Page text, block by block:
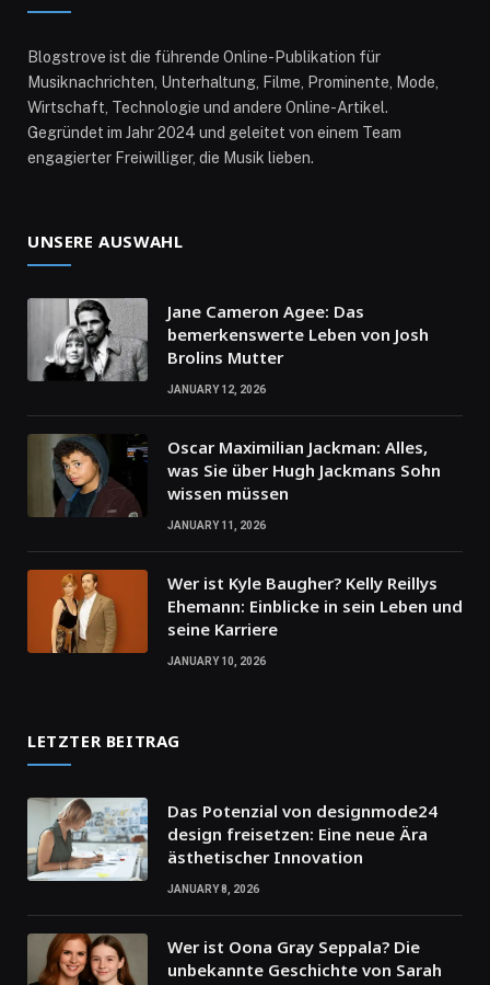
Blogstrove ist die führende Online-Publikation für
Musiknachrichten, Unterhaltung, Filme, Prominente, Mode,
Wirtschaft, Technologie und andere Online-Artikel.
Gegründet im Jahr 2024 und geleitet von einem Team
engagierter Freiwilliger, die Musik lieben.
UNSERE AUSWAHL
Jane Cameron Agee: Das
bemerkenswerte Leben von Josh
Brolins Mutter
JANUARY 12, 2026
Oscar Maximilian Jackman: Alles,
was Sie über Hugh Jackmans Sohn
wissen müssen
JANUARY 11, 2026
Wer ist Kyle Baugher? Kelly Reillys
Ehemann: Einblicke in sein Leben und
seine Karriere
JANUARY 10, 2026
LETZTER BEITRAG
Das Potenzial von designmode24
design freisetzen: Eine neue Ära
ästhetischer Innovation
JANUARY 8, 2026
Wer ist Oona Gray Seppala? Die
unbekannte Geschichte von Sarah